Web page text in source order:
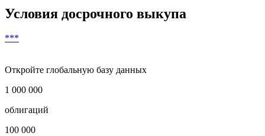
Условия досрочного выкупа
***
Откройте глобальную базу данных
1 000 000
облигаций
100 000